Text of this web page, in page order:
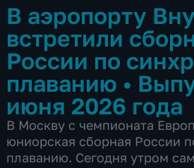
В аэропорту
встретили
России по
плаванию •
июня 2026 года
В Москву с чемпионата
юниорская сборная России
плаванию. Сегодня утром